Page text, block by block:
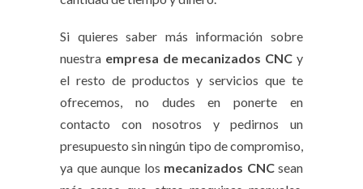
Si quieres saber más información sobre
nuestra empresa de mecanizados CNC y
el resto de productos y servicios que te
ofrecemos, no dudes en ponerte en
contacto con nosotros y pedirnos un
presupuesto sin ningún tipo de compromiso,
ya que aunque los mecanizados CNCsean